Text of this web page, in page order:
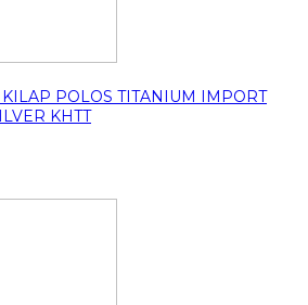
POLOS TITANIUM IMPORT
KHTT